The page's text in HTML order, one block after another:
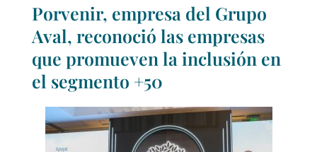
Porvenir, empresa del Grupo
Aval, reconoció las empresas
que promueven la inclusión en
el segmento +50